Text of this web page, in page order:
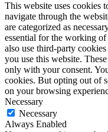
This website uses cookies
navigate through the
are categorized as
essential for the working
also use third-party
you use this website.
only with your consent.
cookies. But opting out of
on your browsing
Necessary
Necessary
Always Enabled